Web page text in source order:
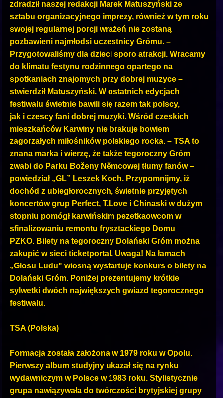
zdradził naszej redakcji Marek Matuszyński ze
sztabu organizacyjnego imprezy, również w tym roku
swojej regularnej porcji wrażeń nie zostaną
pozbawieni najmłodsi uczestnicy Grómu. –
Przygotowaliśmy dla dzieci sporo atrakcji. Wracamy
do klimatu festynu rodzinnego opartego na
spotkaniach znajomych przy dobrej muzyce –
stwierdził Matuszyński. W ostatnich edycjach
festiwalu świetnie bawili się razem tak polscy,
jak i czescy fani dobrej muzyki. Wśród czeskich
mieszkańców Karwiny nie brakuje bowiem
zagorzałych miłośników polskiego rocka. – TSA to
znana marka i wierzę, że także tegoroczny Gróm
zwabi do Parku Boženy Němcowej tłumy fanów –
powiedział „GL” Leszek Koch. Przypomnijmy, iż
dochód z ubiegłorocznych, świetnie przyjętych
koncertów grup Perfect, T.Love i Chinaski w dużym
stopniu pomógł karwińskim pezetkaowcom w
sfinalizowaniu remontu frysztackiego Domu
PZKO. Bilety na tegoroczny Dolański Gróm można
zakupić w sieci ticketportal. Uwaga! Na łamach
„Głosu Ludu" wiosną wystartuje konkurs o bilety na
Dolański Gróm. Poniżej prezentujemy krótkie
sylwetki dwóch największych gwiazd tegorocznego
festiwalu.
TSA (Polska)
Formacja została założona w 1979 roku w Opolu.
Pierwszy album studyjny ukazał się na rynku
wydawniczym w Polsce w 1983 roku. Stylistycznie
grupa nawiązywała do twórczości brytyjskiej grupy